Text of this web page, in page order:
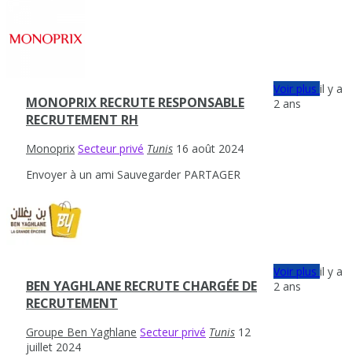
MONOPRIX RECRUTE RESPONSABLE
RECRUTEMENT RH
Monoprix Secteur privé Tunis 16 août 2024
Envoyer à un ami Sauvegarder PARTAGER
Voir plusil y a
2 ans
BEN YAGHLANE RECRUTE CHARGÉE DE
RECRUTEMENT
Groupe Ben Yaghlane Secteur privé Tunis 12
juillet 2024
Voir plusil y a
2 ans